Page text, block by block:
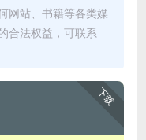
网站、书籍等各类媒
合法权益，可联系
下载